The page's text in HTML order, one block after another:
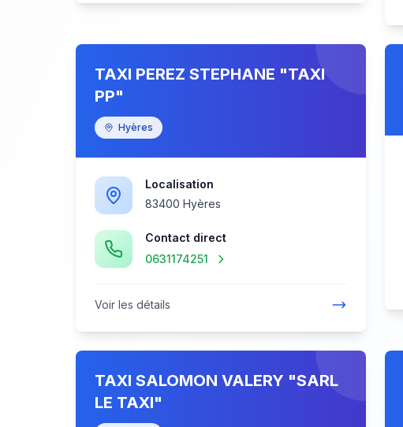
TAXI PEREZ STEPHANE "TAXI
PP"
Hyères
Localisation
83400 Hyères
Contact direct
0631174251
Voir les détails
TAXI SALOMON VALERY "SARL
LE TAXI"